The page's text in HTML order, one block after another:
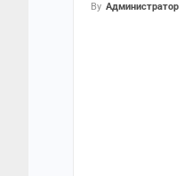
By Администратор